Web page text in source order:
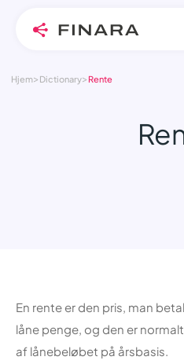
Skip
Hjem> Dictionary> Rente
En rente er den pris, man
låne penge, og den er
af lånebeløbet på årsbasis.